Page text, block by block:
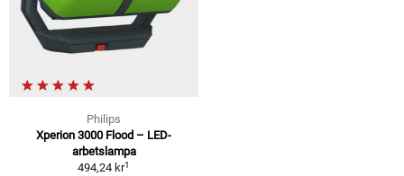
Philips
Xperion 3000 Flood – LED-
arbetslampa
494,24 kr1